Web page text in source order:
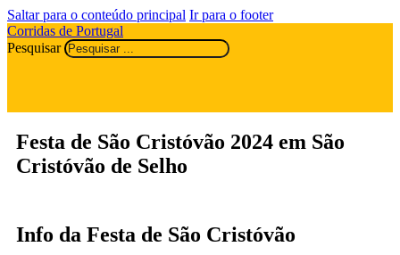
Saltar para o conteúdo principal Ir para o footer
Corridas de Portugal
Pesquisar
Festa de São Cristóvão 2024 em São
Cristóvão de Selho
Info da Festa de São Cristóvão